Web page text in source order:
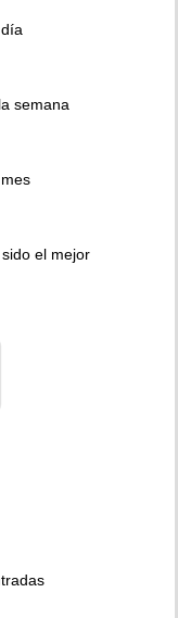
semana
el mejor